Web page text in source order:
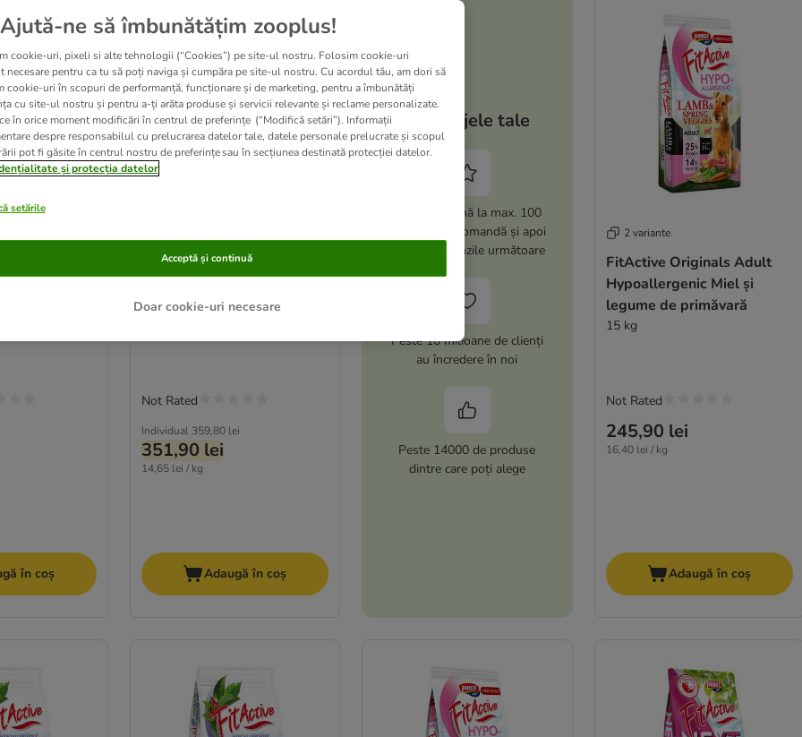
Vită și
în coș
FitActive Pure
măceșe
Individual 359,80 lei
351,90 lei
14,65 lei / kg
Not Rated
Adaugă în coș
Avantajele tale
Ai -15% (până la max. 100
lei) la prima comandă și apoi
-5% la comenzile următoare
Peste 10 milioane de clienți
au încredere în noi
Peste 14000 de produse
dintre care poți alege
2 variante
FitActive Originals Adult
Hypoallergenic Miel și
legume de primăvară
15 kg
245,90 lei
16,40 lei / kg
Not Rated
Adaugă în coș
Ajută-ne să îmbunătățim zooplus!
cookie-uri, pixeli si alte tehnologii (“Cookies”) pe site-ul nostru. Folosim cookie-uri
necesare pentru ca tu să poți naviga și cumpăra pe site-ul nostru. Cu acordul tău, am dori să
cookie-uri în scopuri de performanță, funcționare și de marketing, pentru a îmbunătăți
cu site-ul nostru și pentru a-ți arăta produse și servicii relevante și reclame personalizate.
în orice moment modificări în centrul de preferințe (“Modifică setări”). Informații
despre responsabilul cu prelucrarea datelor tale, datele personale prelucrate și scopul
pot fi găsite în centrul nostru de preferințe sau în secțiunea destinată protecției datelor.
și protecția datelor
setările
Doar cookie-uri necesare
Acceptă și continuă